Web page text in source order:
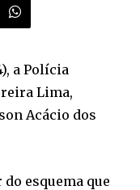
a Polícia
Lima,
Acácio dos
esquema que